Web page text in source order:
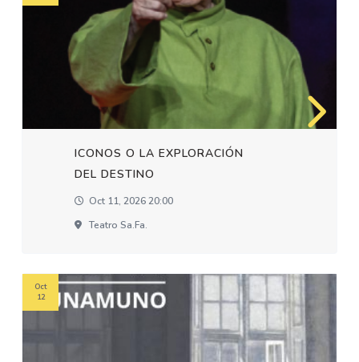
ICONOS O LA EXPLORACIÓN
DEL DESTINO
Oct 11, 2026 20:00
Teatro Sa.fa.
Oct
12